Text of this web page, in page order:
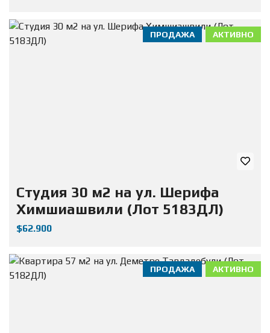
АКТИВНО
ПРОДАЖА
Студия 30 м2 на ул. Шерифа
Химшиашвили (Лот 5183ДЛ)
$62.900
АКТИВНО
ПРОДАЖА